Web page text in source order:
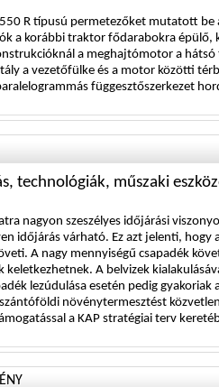
R típusú permetezőket mutatott
a korábbi traktor fődarabokra épülő,
a meghajtómotor a
a vezetőfülke és a motor közötti
függesztőszerkezet
technológiák, műszaki
nagyon szeszélyes időjárási
időjárás várható. Ez azt jelenti, hogy
A nagy mennyiségű csapadék
A belvizek
lezúdulása esetén pedig gyakoriak
növénytermesztést
a KAP stratégiai terv